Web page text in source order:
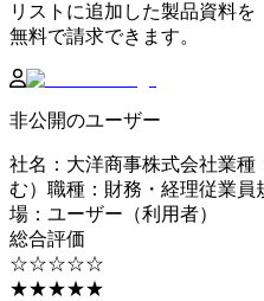
リストに追加した製品資料を
無料で請求できます。
非公開のユーザー
社名 ： 大洋商事株式会社業種
む） 職種 ： 財務・経理従業員
場 ： ユーザー（利用者）
総合評価
☆☆☆☆☆
★★★★★